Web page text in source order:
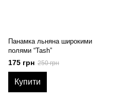
Панамка льняна широкими
полями “Tash”
175 грн 250 грн
Купити